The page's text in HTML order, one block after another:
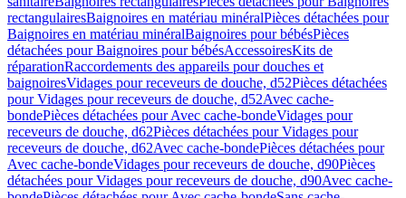
rectangulairesBaignoires en matériau minéralPièces détachées pour
Baignoires en matériau minéralBaignoires pour bébésPièces
détachées pour Baignoires pour bébésAccessoiresKits de
réparationRaccordements des appareils pour douches et
baignoiresVidages pour receveurs de douche, d52Pièces détachées
pour Vidages pour receveurs de douche, d52Avec cache-
bondePièces détachées pour Avec cache-bondeVidages pour
receveurs de douche, d62Pièces détachées pour Vidages pour
receveurs de douche, d62Avec cache-bondePièces détachées pour
Avec cache-bondeVidages pour receveurs de douche, d90Pièces
détachées pour Vidages pour receveurs de douche, d90Avec cache-